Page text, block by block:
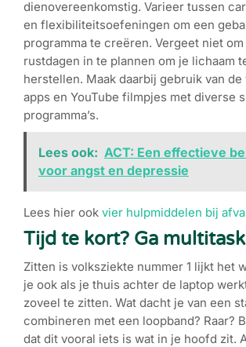
dienovereenkomstig. Varieer tussen
en flexibiliteitsoefeningen om een
programma te creëren. Vergeet niet
rustdagen in te plannen om je lichaam
herstellen. Maak daarbij gebruik van
apps en YouTube filmpjes met diverse
programma’s.
Lees ook: ACT: Een effectieve
voor angst en depressie
Lees hier ook vier hulpmiddelen bij
Tijd te kort? Ga
Zitten is volksziekte nummer 1 lijkt het
je ook als je thuis achter de laptop
zoveel te zitten. Wat dacht je van een
combineren met een loopband? Raar?
dat dit vooral iets is wat in je hoofd zit.